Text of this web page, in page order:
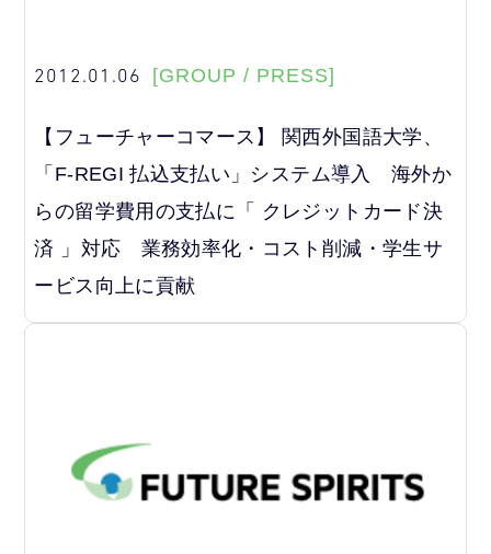
2012.01.06 [GROUP / PRESS]
【フューチャーコマース】 関西外国語大学、
「F-REGI 払込支払い」システム導入 海外か
らの留学費用の支払に「 クレジットカード決
済 」対応 業務効率化・コスト削減・学生サ
ービス向上に貢献